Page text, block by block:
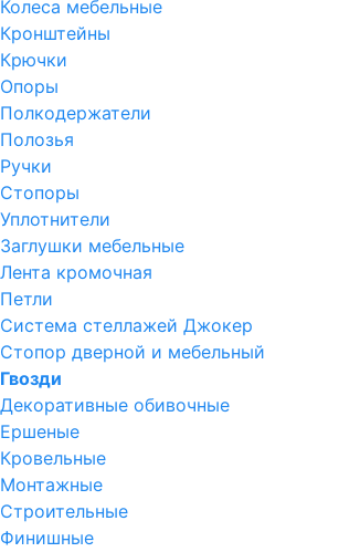
Колеса мебельные
Кронштейны
Крючки
Опоры
Полкодержатели
Полозья
Ручки
Стопоры
Уплотнители
Заглушки мебельные
Лента кромочная
Петли
Система стеллажей Джокер
Стопор дверной и мебельный
Гвозди
Декоративные обивочные
Ершеные
Кровельные
Монтажные
Строительные
Финишные